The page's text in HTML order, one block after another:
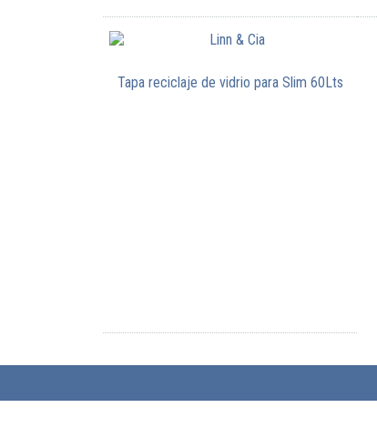
Tapa reciclaje de vidrio para Slim 60Lts